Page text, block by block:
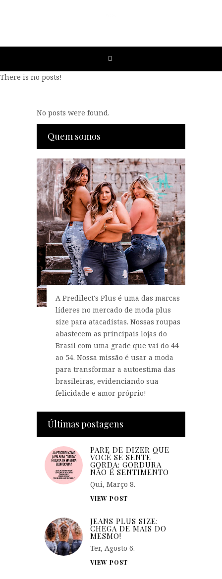
There is no posts!
No posts were found.
Quem somos
A Predilect's Plus é uma das marcas
líderes no mercado de moda plus
size para atacadistas. Nossas roupas
abastecem as principais lojas do
Brasil com uma grade que vai do 44
ao 54. Nossa missão é usar a moda
para transformar a autoestima das
brasileiras, evidenciando sua
felicidade e amor próprio!
Últimas postagens
PARE DE DIZER QUE
VOCÊ SE SENTE
GORDA: GORDURA
NÃO É SENTIMENTO
Qui, Março 8.
VIEW POST
JEANS PLUS SIZE:
CHEGA DE MAIS DO
MESMO!
Ter, Agosto 6.
VIEW POST